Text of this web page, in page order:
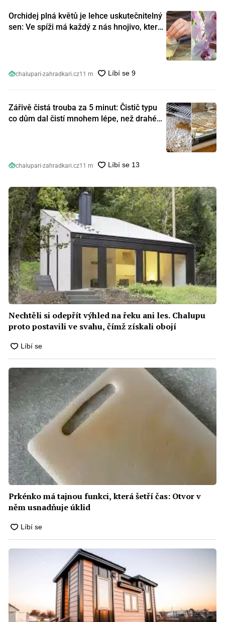
Orchidej plná květů je lehce uskutečnitelný
sen: Ve spíži má každý z nás hnojivo, které
chalupari-zahradkari.cz11 m
Zářivě čistá trouba za 5 minut: Čistič typu
co dům dal čistí mnohem lépe, než drahé
chalupari-zahradkari.cz11 m
Nechtěli si odepřít výhled na řeku ani les. Chalupu
proto postavili ve svahu, čímž získali obojí
Prkénko má tajnou funkci, která šetří čas: Otvor v
něm usnadňuje úklid